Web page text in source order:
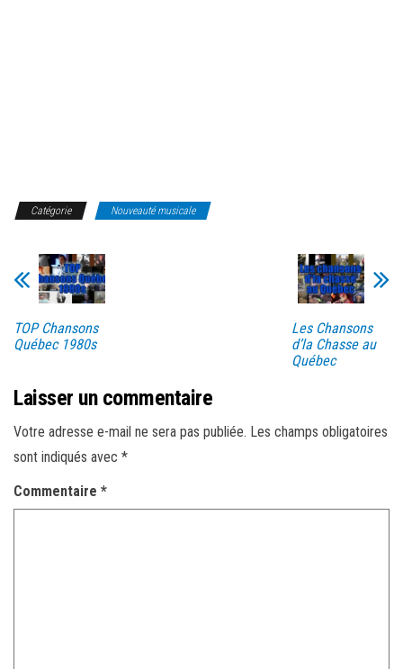
Catégorie Nouveauté musicale
TOP Chansons
Québec 1980s
Les Chansons
d’la Chasse au
Québec
Laisser un commentaire
Votre adresse e-mail ne sera pas publiée. Les champs obligatoires
sont indiqués avec *
Commentaire *